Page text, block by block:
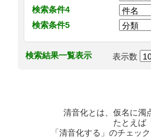
検索条件4
検索条件5
検索結果一覧表示 表示数
清音化とは、仮名に濁
たとえば
「清音化する」のチェッ